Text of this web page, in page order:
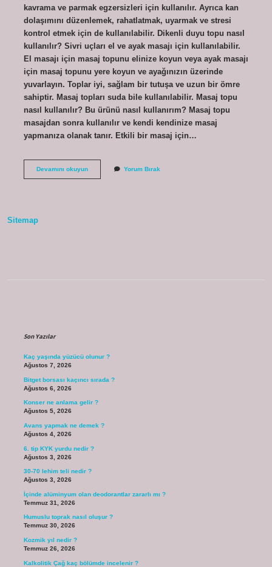
kavrama ve parmak egzersizleri için kullanılır. Ayrıca kan
dolaşımını düzenlemek, rahatlatmak, uyarmak ve stresi
kontrol etmek için de kullanılabilir. Dikenli duyu topu nasıl
kullanılır? Sivri uçları el ve ayak masajı için kullanılabilir.
El masajı için masaj topunu elinize koyun veya ayak masajı
için masaj topunu yere koyun ve ayağınızın üzerinde
yuvarlayın. Toplar iyi, sağlam bir tutuşa ve uzun bir ömre
sahiptir. Masaj topları suda bile kullanılabilir. Masaj topu
nasıl kullanılır? Bu ürünü nasıl kullanırım? Masaj topu
masajdan sonra kullanılır ve kendi kendinize masaj
yapmanıza olanak tanır. Etkili bir masaj için…
Devamını okuyunDuyu
Yorum Bırak
Sitemap
Son Yazılar
Kaç yaşında yüzücü olunur ?
Ağustos 7, 2026
Bitget borsası kaçıncı sırada ?
Ağustos 6, 2026
Konser ne anlama gelir ?
Ağustos 5, 2026
Avans yapmak ne demek ?
Ağustos 4, 2026
6. tip KYK yurdu nedir ?
Ağustos 3, 2026
30-70 lehim teli nedir ?
Ağustos 3, 2026
İçinde alüminyum olan deodorantlar zararlı mı ?
Temmuz 31, 2026
Humuslu toprak nasıl oluşur ?
Temmuz 30, 2026
Kozmik yıl nedir ?
Temmuz 26, 2026
Kalkolitik Çağ kaç bölümde incelenir ?